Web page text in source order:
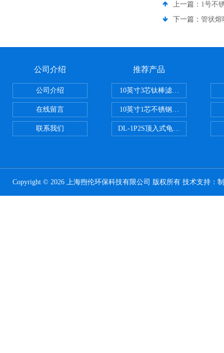
上一篇： 1号不
下一篇： 管状熔
公司介绍
公司介绍
在线留言
联系我们
推荐产品
10英寸3芯钛棒滤芯过滤器
10英寸1芯不锈钢钛棒过滤器
DL-1P2S顶入式龟背过滤器
Copyright © 2026 上海煦伦环保科技有限公司 版权所有 技术支持：